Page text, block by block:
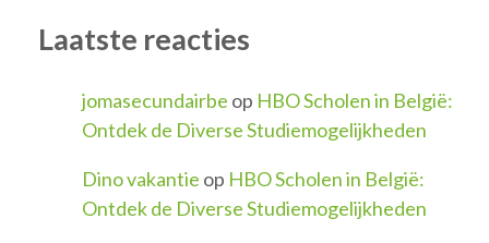
Laatste reacties
jomasecundairbe op HBO Scholen in België:
Ontdek de Diverse Studiemogelijkheden
Dino vakantie op HBO Scholen in België:
Ontdek de Diverse Studiemogelijkheden